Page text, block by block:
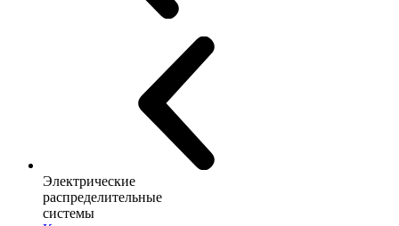
Электрические
распределительные
системы